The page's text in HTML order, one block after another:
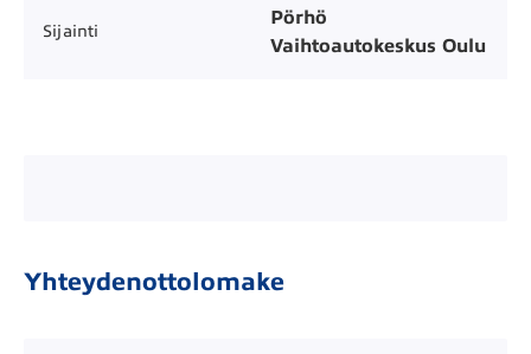
Sijainti
Pörhö
Vaihtoautokeskus Oulu
Yhteydenottolomake